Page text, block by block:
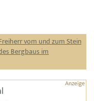
vom und zum Stein
Bergbaus im